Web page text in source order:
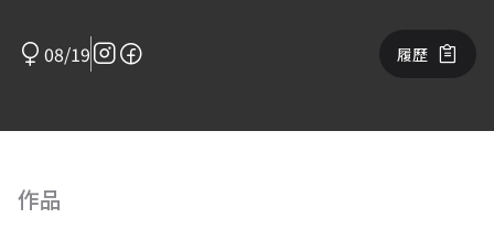
08/19 履歷
作品